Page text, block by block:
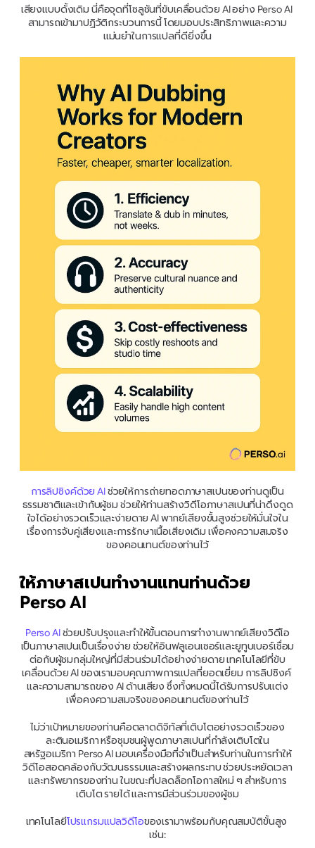
เสียงแบบดั้งเดิม นี่คือจุดที่โซลูชันที่ขับเคลื่อนด้วย AI อย่าง Perso AI
สามารถเข้ามาปฏิวัติกระบวนการนี้ โดยมอบประสิทธิภาพและความ
แม่นยำในการแปลที่ดียิ่งขึ้น
การลิปซิงค์ด้วย AI ช่วยให้การถ่ายทอดภาษาสเปนของท่านดูเป็น
ธรรมชาติและเข้ากับผู้ชม ช่วยให้ท่านสร้างวิดีโอภาษาสเปนที่น่าดึงดูด
ใจได้อย่างรวดเร็วและง่ายดาย AI พากย์เสียงขั้นสูงช่วยให้มั่นใจใน
เรื่องการจับคู่เสียงและการรักษาเนื้อเสียงเดิม เพื่อคงความสมจริง
ของคอนเทนต์ของท่านไว้
ให้ภาษาสเปนทำงานแทนท่านด้วย
Perso AI
Perso AI ช่วยปรับปรุงและทำให้ขั้นตอนการทำงานพากย์เสียงวิดีโอ
เป็นภาษาสเปนเป็นเรื่องง่าย ช่วยให้อินฟลูเอนเซอร์และยูทูบเบอร์เชื่อม
ต่อกับผู้ชมกลุ่มใหญ่ที่มีส่วนร่วมได้อย่างง่ายดาย เทคโนโลยีที่ขับ
เคลื่อนด้วย AI ของเรามอบคุณภาพการแปลที่ยอดเยี่ยม การลิปซิงค์
และความสามารถของ AI ด้านเสียง ซึ่งทั้งหมดนี้ได้รับการปรับแต่ง
เพื่อคงความสมจริงของคอนเทนต์ของท่านไว้
ไม่ว่าเป้าหมายของท่านคือตลาดดิจิทัลที่เติบโตอย่างรวดเร็วของ
ละตินอเมริกา หรือชุมชนผู้พูดภาษาสเปนที่กำลังเติบโตใน
สหรัฐอเมริกา Perso AI มอบเครื่องมือที่จำเป็นสำหรับท่านในการทำให้
วิดีโอสอดคล้องกับวัฒนธรรมและสร้างผลกระทบ ช่วยประหยัดเวลา
และทรัพยากรของท่าน ในขณะที่ปลดล็อกโอกาสใหม่ ๆ สำหรับการ
เติบโต รายได้ และการมีส่วนร่วมของผู้ชม
เทคโนโลยีโปรแกรมแปลวิดีโอของเรามาพร้อมกับคุณสมบัติขั้นสูง
เช่น: